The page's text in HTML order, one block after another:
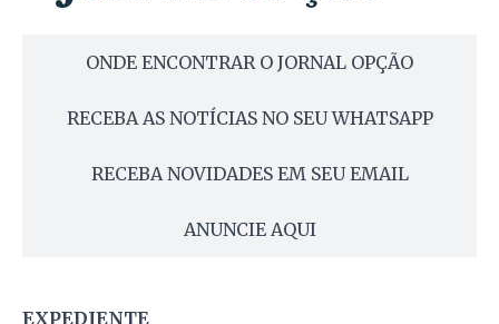
ONDE ENCONTRAR O JORNAL OPÇÃO
RECEBA AS NOTÍCIAS NO SEU WHATSAPP
RECEBA NOVIDADES EM SEU EMAIL
ANUNCIE AQUI
EXPEDIENTE